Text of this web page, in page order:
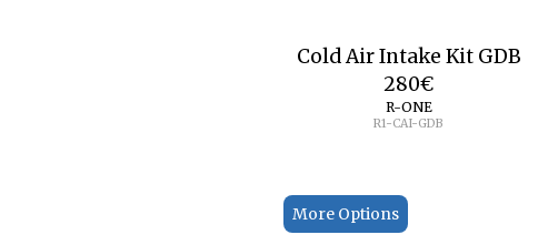
Cold Air Intake Kit GDB
280€
R-ONE
R1-CAI-GDB
More Options